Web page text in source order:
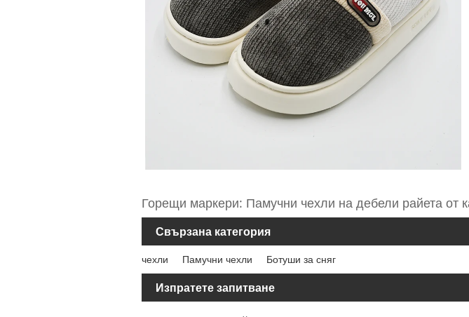
Горещи маркери: Памучни чехли на дебели райета от
Свързана категория
чехли Памучни чехли Ботуши за сняг
Изпратете запитване